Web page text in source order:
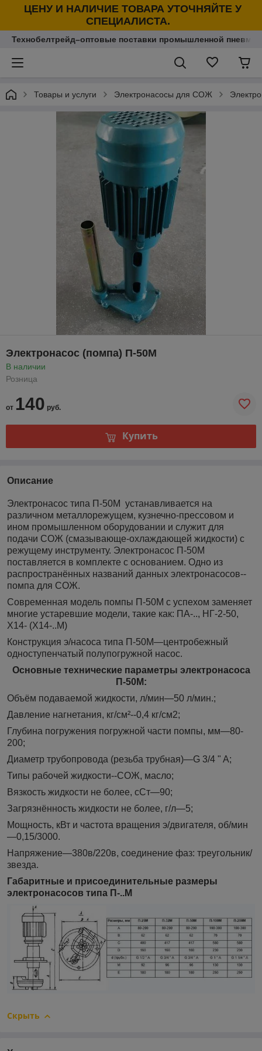
ЦЕНУ И НАЛИЧИЕ ТОВАРА УТОЧНЯЙТЕ У
СПЕЦИАЛИСТА.
Технобелтрейд–оптовые поставки промышленной
Товары и услуги Электронасосы для СОЖ
Электронасос (помпа) П-50М
В наличии
Розница
от 140 руб.
Купить
Описание
Электронасос типа П-50М устанавливается на
различном металлорежущем, кузнечно-прессовом и
ином промышленном оборудовании и служит для
подачи СОЖ (смазывающе-охлаждающей жидкости) с
режущему инструменту. Электронасос П-50М
поставляется в комплекте с основанием. Одно из
распространённых названий данных электронасосов--
помпа для СОЖ.
Современная модель помпы П-50М с успехом заменяет
многие устаревшие модели, такие как: ПА-.., НГ-2-50,
Х14- (Х14-..М)
Конструкция э/насоса типа П-50М—центробежный
одноступенчатый полупогружной насос.
Основные технические параметры электронасоса
П-50М:
Объём подаваемой жидкости, л/мин—50 л/мин.;
Давление нагнетания, кг/см²--0,4 кг/см2;
Глубина погружения погружной части помпы, мм—80-
200;
Диаметр трубопровода (резьба трубная)—G 3/4 " A;
Типы рабочей жидкости--СОЖ, масло;
Вязкость жидкости не более, сСт—90;
Загрязнённость жидкости не более, г/л—5;
Мощность, кВт и частота вращения э/двигателя, об/мин
—0,15/3000.
Напряжение—380в/220в, соединение фаз: треугольник/
звезда.
Габаритные и присоединительные размеры
электронасосов типа П-..М
Скрыть